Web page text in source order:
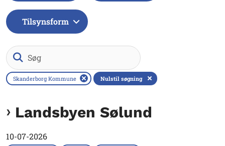
Skanderborg Kommune Nulstil søgning
Tilsynsform
Landsbyen Sølund
10-07-2026